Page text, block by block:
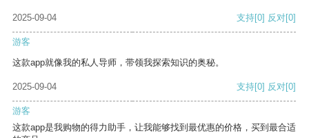
2025-09-04 支持[0] 反对[0]
游客
这款app就像我的私人导师，带领我探索知识的奥秘。
2025-09-04 支持[0] 反对[0]
游客
这款app是我购物的得力助手，让我能够找到最优惠的价格，买到最合适